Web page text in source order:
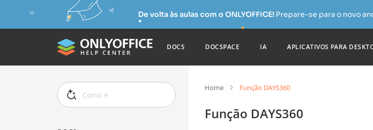
De volta às aulas com o ONLYOFFICE! Prepare-se para o novo
DOCS DOCSPACE IA APLICATIVOS PARA
Home Função DAYS360
Função DAYS360